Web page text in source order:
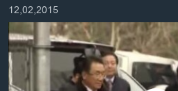
ໄປ
ຫາ
ຊອກ
ຄົ້ນ
ການເລືອກຕັ້ງ ປະທານາທີບໍດີ ສະຫະລັດ
ຂ່າວ​ຈີນ
ໂລກ
12,02,2015